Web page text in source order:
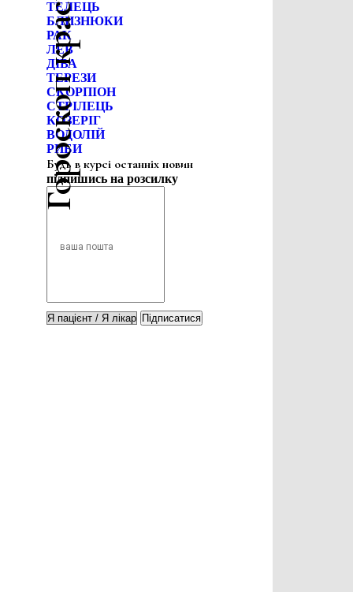
Гороскоп краси
ТЕЛЕЦЬ
БЛИЗНЮКИ
РАК
ЛЕВ
ДІВА
ТЕРЕЗИ
СКОРПІОН
СТРІЛЕЦЬ
КОЗЕРІГ
ВОДОЛІЙ
РИБИ
Будь в курсі останніх новин
підпишись на розсилку
Підписатися